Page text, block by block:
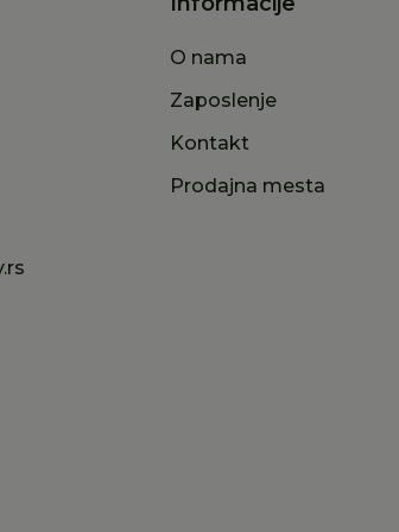
O nama
Zaposlenje
Kontakt
Prodajna mesta